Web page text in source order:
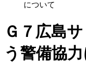
について
Ｇ７広島
う警備協